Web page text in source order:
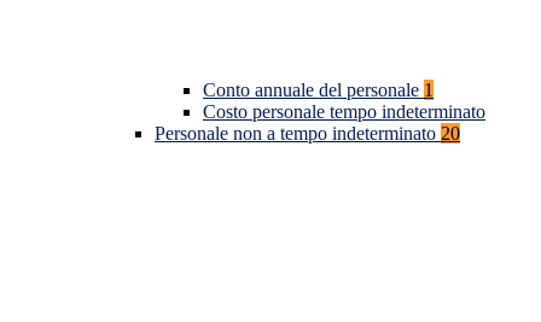
Conto annuale del personale 1
Costo personale tempo indeterminato
Personale non a tempo indeterminato 20